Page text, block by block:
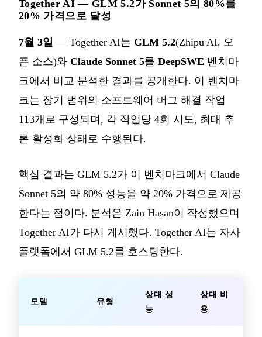
Together AI — GLM 5.2가 Sonnet 5의 80%를
20% 가격으로 달성
7월 3일 — Together AI는 GLM 5.2(Zhipu AI, 오
픈 소스)와 Claude Sonnet 5를 DeepSWE 벤치마
크에서 비교 분석한 결과를 공개한다. 이 벤치마
크는 장기 범위의 소프트웨어 버그 해결 작업
113개로 구성되며, 각 작업당 4회 시도, 최대 추
론 활성화 상태로 수행된다.
핵심 결과는 GLM 5.2가 이 벤치마크에서 Claude
Sonnet 5의 약 80% 성능을 약 20% 가격으로 제공
한다는 점이다. 분석은 Zain Hasan이 작성했으며
Together AI가 다시 게시했다. Together AI는 자사
플랫폼에서 GLM 5.2를 호스팅한다.
모델 유형
상대 성
능
상대 비
용